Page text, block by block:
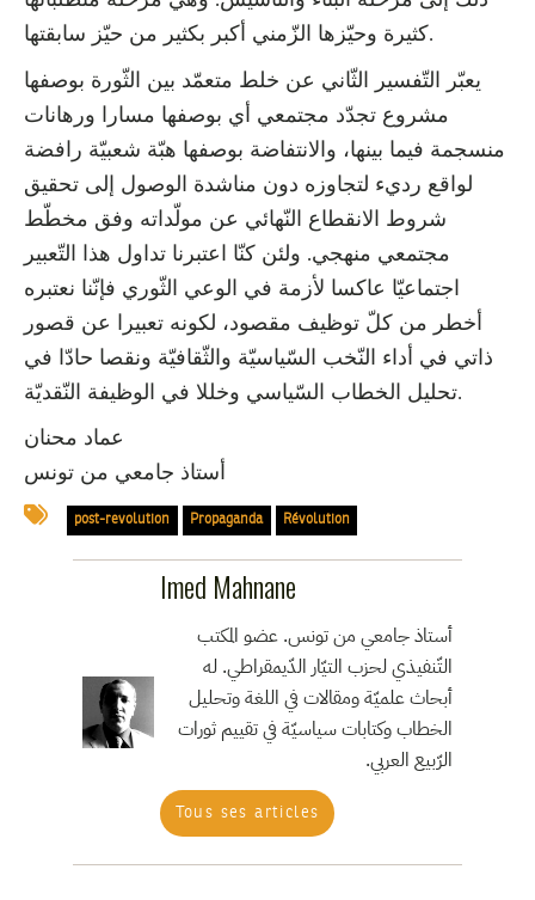
كثيرة وحيّزها الزّمني أكبر بكثير من حيّز سابقتها.
يعبّر التّفسير الثّاني عن خلط متعمّد بين الثّورة بوصفها
مشروع تجدّد مجتمعي أي بوصفها مسارا ورهانات
منسجمة فيما بينها، والانتفاضة بوصفها هبّة شعبيّة رافضة
لواقع رديء لتجاوزه دون مناشدة الوصول إلى تحقيق
شروط الانقطاع النّهائي عن مولّداته وفق مخطّط
مجتمعي منهجي. ولئن كنّا اعتبرنا تداول هذا التّعبير
اجتماعيّا عاكسا لأزمة في الوعي الثّوري فإنّنا نعتبره
أخطر من كلّ توظيف مقصود، لكونه تعبيرا عن قصور
ذاتي في أداء النّخب السّياسيّة والثّقافيّة ونقصا حادّا في
تحليل الخطاب السّياسي وخللا في الوظيفة النّقديّة.
عماد محنان
أستاذ جامعي من تونس
post-revolution Propaganda Révolution
Imed Mahnane
أستاذ جامعي من تونس. عضو المكتب
التّنفيذي لحزب التيّار الدّيمقراطي. له
أبحاث علميّة ومقالات في اللغة وتحليل
الخطاب وكتابات سياسيّة في تقييم ثورات
الرّبيع العربي.
Tous ses articles